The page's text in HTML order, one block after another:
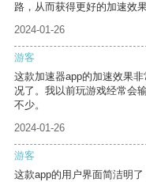
路，从而获得更好的加速效果
2024-01-26
游客
这款加速器app的加速效果
况了。我以前玩游戏经常会
不少。
2024-01-26
游客
这款app的用户界面简洁明